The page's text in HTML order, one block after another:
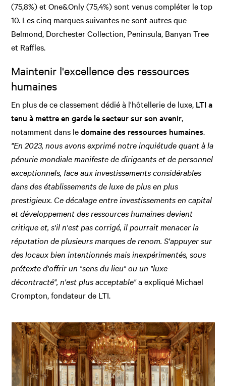
(75,8%) et One&Only (75,4%) sont venus compléter le top
10. Les cinq marques suivantes ne sont autres que
Belmond, Dorchester Collection, Peninsula, Banyan Tree
et Raffles.
Maintenir l'excellence des ressources
humaines
En plus de ce classement dédié à l'hôtellerie de luxe, LTI a
tenu à mettre en garde le secteur sur son avenir,
notamment dans ledomaine des ressources humaines.
"En 2023, nous avons exprimé notre inquiétude quant à la
pénurie mondiale manifeste de dirigeants et de personnel
exceptionnels, face aux investissements considérables
dans des établissements de luxe de plus en plus
prestigieux. Ce décalage entre investissements en capital
et développement des ressources humaines devient
critique et, s'il n'est pas corrigé, il pourrait menacer la
réputation de plusieurs marques de renom. S'appuyer sur
des locaux bien intentionnés mais inexpérimentés, sous
prétexte d'offrir un "sens du lieu" ou un "luxe
décontracté", n'est plus acceptable"a expliqué Michael
Crompton, fondateur de LTI.